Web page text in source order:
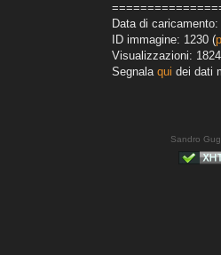
Data di caricamento:
ID immagine: 1230 (
Visualizzazioni: 1824
Segnala qui dei dati
Sandro